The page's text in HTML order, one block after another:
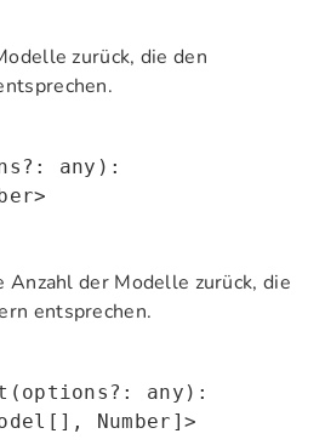
zurück, die den
any):
Anzahl der Modelle zurück, die
entsprechen.
any):
Number]>